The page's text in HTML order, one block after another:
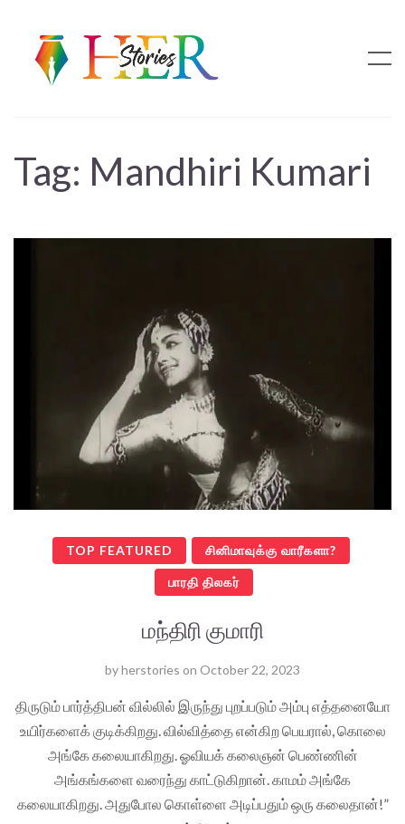
Tag: Mandhiri Kumari
TOP FEATURED சினிமாவுக்கு வாரீகளா?
பாரதி திலகர்
மந்திரி குமாரி
byherstories on October 22, 2023
திருடும் பார்த்திபன் வில்லில் இருந்து புறப்படும் அம்பு எத்தனையோ
உயிர்களைக் குடிக்கிறது. வில்வித்தை என்கிற பெயரால், கொலை
அங்கே கலையாகிறது. ஓவியக் கலைஞன் பெண்ணின்
அங்கங்களை வரைந்து காட்டுகிறான். காமம் அங்கே
கலையாகிறது. அதுபோல கொள்ளை அடிப்பதும் ஒரு கலைதான்!”